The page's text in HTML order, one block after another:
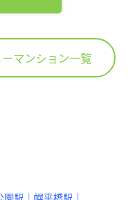
マンション一覧
園駅
幌平橋駅